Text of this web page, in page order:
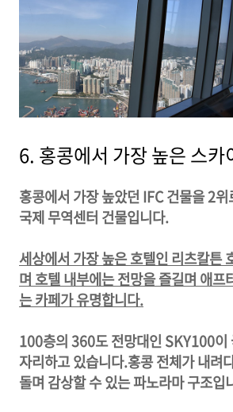
6. 홍콩에서 가장 높은 스카
홍콩에서 가장 높았던 IFC 건물을 2
국제 무역센터 건물입니다.
세상에서 가장 높은 호텔인 리츠칼튼
며 호텔 내부에는 전망을 즐길며 애프
는 카페가 유명합니다.
100층의 360도 전망대인 SKY100이
자리하고 있습니다.홍콩 전체가 내려
돌며 감상할 수 있는 파노라마 구조입